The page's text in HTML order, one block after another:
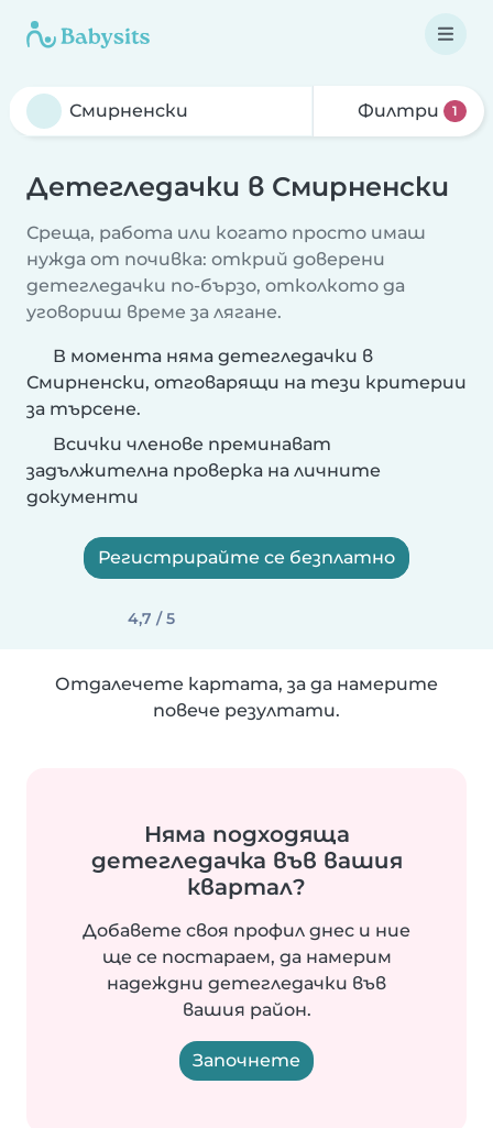
Филтри 1
Детегледачки в Смирненски
Среща, работа или когато просто имаш
нужда от почивка: открий доверени
детегледачки по-бързо, отколкото да
уговориш време за лягане.
В момента няма детегледачки в
Смирненски, отговарящи на тези критерии
за търсене.
Всички членове преминават
задължителна проверка на личните
документи
Регистрирайте се безплатно
4,7 / 5
Отдалечете картата, за да намерите
повече резултати.
Няма подходяща
детегледачка във вашия
квартал?
Добавете своя профил днес и ние
ще се постараем, да намерим
надеждни детегледачки във
вашия район.
Започнете